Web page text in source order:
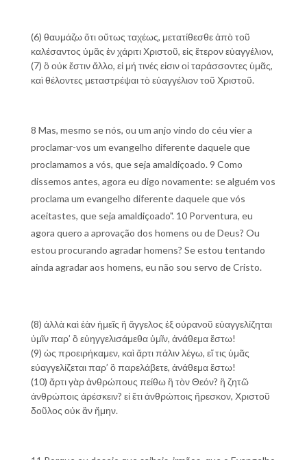
(6) θαυμάζω ὅτι οὕτως ταχέως, μετατίθεσθε ἀπὸ τοῦ
καλέσαντος ὑμᾶς ἐν χάριτι Χριστοῦ, εἰς ἕτερον εὐαγγέλιον,
(7) ὃ οὐκ ἔστιν ἄλλο, εἰ μή τινές εἰσιν οἱ ταράσσοντες ὑμᾶς,
καὶ θέλοντες μεταστρέψαι τὸ εὐαγγέλιον τοῦ Χριστοῦ.
8 Mas, mesmo se nós, ou um anjo vindo do céu vier a
proclamar-vos um evangelho diferente daquele que
proclamamos a vós, que seja amaldiçoado. 9 Como
dissemos antes, agora eu digo novamente: se alguém vos
proclama um evangelho diferente daquele que vós
aceitastes, que seja amaldiçoado". 10 Porventura, eu
agora quero a aprovação dos homens ou de Deus? Ou
estou procurando agradar homens? Se estou tentando
ainda agradar aos homens, eu não sou servo de Cristo.
(8) ἀλλὰ καὶ ἐὰν ἡμεῖς ἢ ἄγγελος ἐξ οὐρανοῦ εὐαγγελίζηται
ὑμῖν παρ’ ὃ εὐηγγελισάμεθα ὑμῖν, ἀνάθεμα ἔστω!
(9) ὡς προειρήκαμεν, καὶ ἄρτι πάλιν λέγω, εἴ τις ὑμᾶς
εὐαγγελίζεται παρ’ ὃ παρελάβετε, ἀνάθεμα ἔστω!
(10) ἄρτι γὰρ ἀνθρώπους πείθω ἢ τὸν Θεόν? ἢ ζητῶ
ἀνθρώποις ἀρέσκειν? εἰ ἔτι ἀνθρώποις ἤρεσκον, Χριστοῦ
δοῦλος οὐκ ἂν ἤμην.